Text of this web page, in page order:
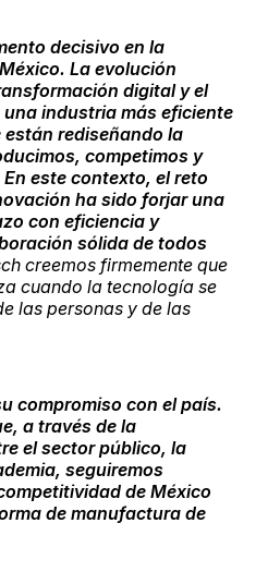
decisivo en la
La evolución
digital y el
industria más eficiente
están rediseñando la
competimos y
este contexto, el reto
ha sido forjar una
con eficiencia y
sólida de todos
creemos firmemente que
cuando la tecnología se
las personas y de las
compromiso con el país.
a través de la
el sector público, la
seguiremos
de México
de manufactura de